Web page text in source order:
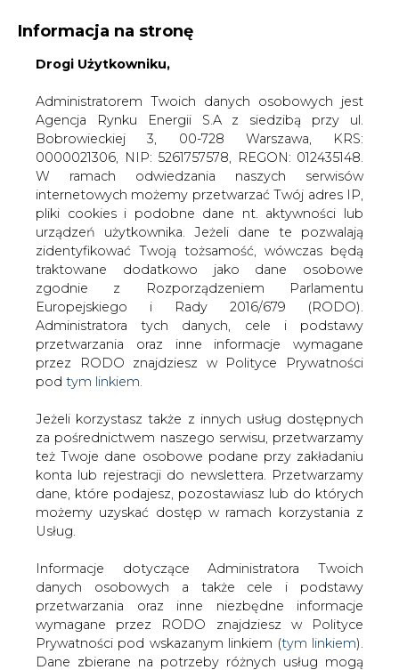
KONTAKT:
WYDAWCA PORTALU:
WYSOKI KONTRAST A A
ZALOGUJ SIĘ
WŁĄCZ CIRE.TV
Informacja na stronę
Drogi Użytkowniku,
Administratorem Twoich danych osobowych jest
Agencja Rynku Energii S.A z siedzibą przy ul.
Bobrowieckiej 3, 00-728 Warszawa, KRS:
0000021306, NIP: 5261757578, REGON: 012435148.
W ramach odwiedzania naszych serwisów
internetowych możemy przetwarzać Twój adres IP,
pliki cookies i podobne dane nt. aktywności lub
urządzeń użytkownika. Jeżeli dane te pozwalają
zidentyfikować Twoją tożsamość, wówczas będą
traktowane dodatkowo jako dane osobowe
zgodnie z Rozporządzeniem Parlamentu
Europejskiego i Rady 2016/679 (RODO).
Administratora tych danych, cele i podstawy
przetwarzania oraz inne informacje wymagane
przez RODO znajdziesz w Polityce Prywatności
pod tym linkiem.
Jeżeli korzystasz także z innych usług dostępnych
za pośrednictwem naszego serwisu, przetwarzamy
też Twoje dane osobowe podane przy zakładaniu
konta lub rejestracji do newslettera. Przetwarzamy
dane, które podajesz, pozostawiasz lub do których
możemy uzyskać dostęp w ramach korzystania z
Usług.
Informacje dotyczące Administratora Twoich
danych osobowych a także cele i podstawy
przetwarzania oraz inne niezbędne informacje
wymagane przez RODO znajdziesz w Polityce
Prywatności pod wskazanym linkiem (tym linkiem).
Dane zbierane na potrzeby różnych usług mogą
Strona główna
SERWIS INFORMACYJNY CIRE
/ PKN Orlen wysyła zapytania ws. budowy
elektrowni we Włocławku
drukuj
skomentuj
udostępnij